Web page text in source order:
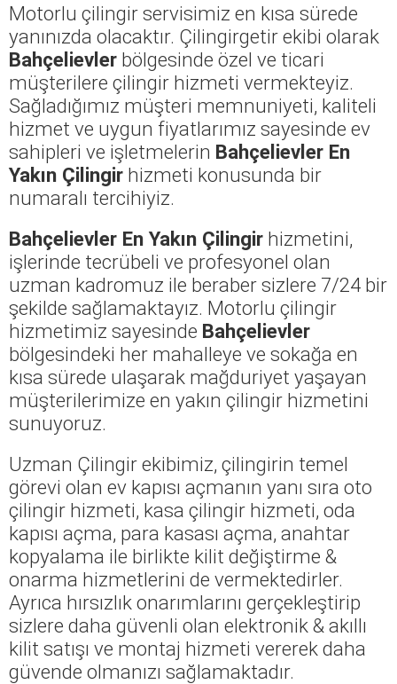
Motorlu çilingir servisimiz en kısa sürede
yanınızda olacaktır. Çilingirgetir ekibi olarak
Bahçelievler bölgesinde özel ve ticari
müşterilere çilingir hizmeti vermekteyiz.
Sağladığımız müşteri memnuniyeti, kaliteli
hizmet ve uygun fiyatlarımız sayesinde ev
sahipleri ve işletmelerin Bahçelievler En
Yakın Çilingir hizmeti konusunda bir
numaralı tercihiyiz.
Bahçelievler En Yakın Çilingir hizmetini,
işlerinde tecrübeli ve profesyonel olan
uzman kadromuz ile beraber sizlere 7/24 bir
şekilde sağlamaktayız. Motorlu çilingir
hizmetimiz sayesinde Bahçelievler
bölgesindeki her mahalleye ve sokağa en
kısa sürede ulaşarak mağduriyet yaşayan
müşterilerimize en yakın çilingir hizmetini
sunuyoruz.
Uzman Çilingir ekibimiz, çilingirin temel
görevi olan ev kapısı açmanın yanı sıra oto
çilingir hizmeti, kasa çilingir hizmeti, oda
kapısı açma, para kasası açma, anahtar
kopyalama ile birlikte kilit değiştirme &
onarma hizmetlerini de vermektedirler.
Ayrıca hırsızlık onarımlarını gerçekleştirip
sizlere daha güvenli olan elektronik & akıllı
kilit satışı ve montaj hizmeti vererek daha
güvende olmanızı sağlamaktadır.